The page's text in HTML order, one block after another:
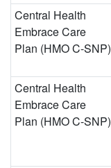
Central Health
Embrace Care
Plan (HMO C-SNP)
Central Health
Embrace Care
Plan (HMO C-SNP)